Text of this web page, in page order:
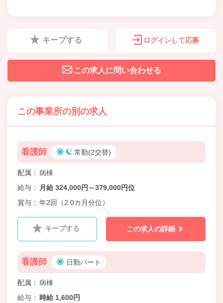
キープする ログインして応募
この求人に問い合わせる
この事業所の別の求人
看護師 常勤(2交替)
配属
病棟
給与
月給 324,000円～379,000円位
賞与
年2回（2.0カ月分位）
キープする この求人の詳細
看護師 日勤パート
配属
病棟
給与
時給 1,600円